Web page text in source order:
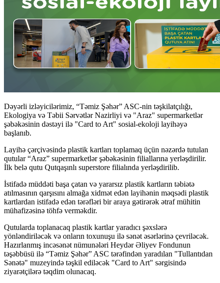
Dəyərli izləyicilərimiz, “Təmiz Şəhər” ASC-nin təşkilatçılığı,
Ekologiya və Təbii Sərvətlər Nazirliyi və "Araz" supermarketlər
şəbəkəsinin dəstəyi ilə "Card to Art" sosial-ekoloji layihəyə
başlanıb.
Layihə çərçivəsində plastik kartları toplamaq üçün nəzərdə tutulan
qutular “Araz” supermarketlər şəbəkəsinin filiallarına yerləşdirilir.
İlk belə qutu Qutqaşınlı superstore filialında yerləşdirilib.
İstifadə müddəti başa çatan və yararsız plastik kartların təbiətə
atılmasının qarşısını almağa xidmət edən layihənin məqsədi plastik
kartlardan istifadə edən tərəfləri bir araya gətirərək ətraf mühitin
mühafizəsinə töhfə verməkdir.
Qutularda toplanacaq plastik kartlar yaradıcı şəxslərə
yönləndiriləcək və onların toxunuşu ilə sənət əsərlərinə çevriləcək.
Hazırlanmış incəsənət nümunələri Heydər Əliyev Fondunun
təşəbbüsü ilə “Təmiz Şəhər” ASC tərəfindən yaradılan "Tullantıdan
Sənətə" muzeyində təşkil ediləcək "Card to Art" sərgisində
ziyarətçilərə təqdim olunacaq.